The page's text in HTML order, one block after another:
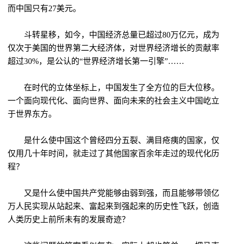
而中国只有27美元。
斗转星移，如今，中国经济总量已超过80万亿元，成为
仅次于美国的世界第二大经济体，对世界经济增长的贡献率
超过30%，是公认的“世界经济增长第一引擎”……
在时代的立体坐标上，中国发生了全方位的巨大位移。
一个面向现代化、面向世界、面向未来的社会主义中国屹立
于世界东方。
是什么使中国这个曾经四分五裂、满目疮痍的国家，仅
仅用几十年时间，就走过了其他国家百余年走过的现代化历
程？
又是什么使中国共产党能够由弱到强，而且能够带领亿
万人民实现从站起来、富起来到强起来的历史性飞跃，创造
人类历史上前所未有的发展奇迹？